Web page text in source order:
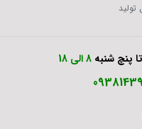
تولید
پنچ شنبه 8 الی 18